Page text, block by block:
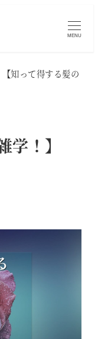
MENU
【知って得する髪の
学！】